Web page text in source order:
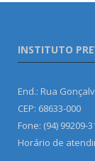
INSTITUTO
End.: Rua
CEP: 68633-000
Fone: (94) 99209-
Horário de